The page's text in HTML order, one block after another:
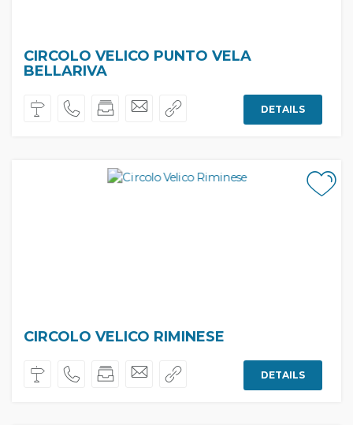
CIRCOLO VELICO PUNTO VELA
BELLARIVA
DETAILS
CIRCOLO VELICO RIMINESE
DETAILS